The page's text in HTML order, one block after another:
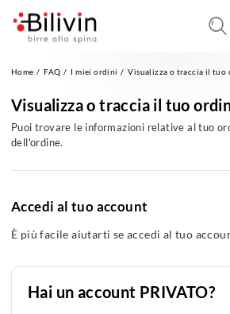
Home FAQ I miei ordini Visualizza o traccia il tuo
Visualizza o traccia il tuo
Puoi trovare le informazioni relative al tuo
dell'ordine.
Accedi al tuo account
È più facile aiutarti se accedi al tuo
Hai un account PRIVATO?